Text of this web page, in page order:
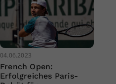
04.06.2023
French Open:
Erfolgreiches Paris-